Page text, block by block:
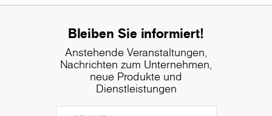
Bleiben Sie informiert!
Anstehende Veranstaltungen,
Nachrichten zum Unternehmen,
neue Produkte und
Dienstleistungen